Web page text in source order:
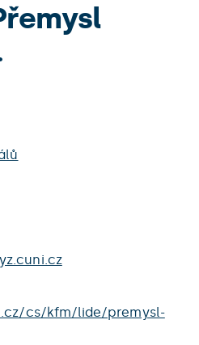
cs/kfm/lide/premysl-